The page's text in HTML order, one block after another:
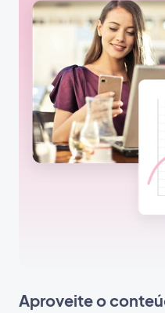
Aproveite o